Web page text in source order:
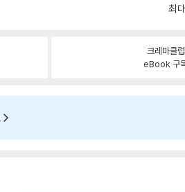
최
크레마클럽
eBook 구